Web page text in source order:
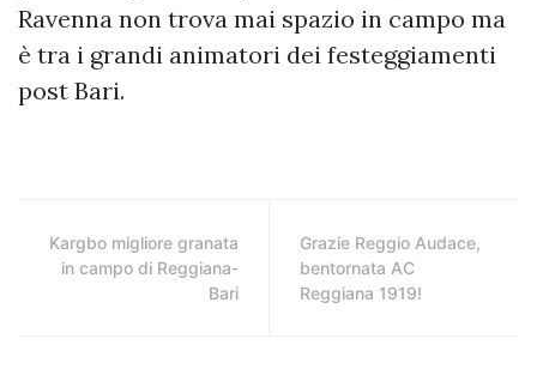
Ravenna non trova mai spazio in campo ma
è tra i grandi animatori dei festeggiamenti
post Bari.
Kargbo migliore granata
in campo di Reggiana-
Bari
Grazie Reggio Audace,
bentornata AC
Reggiana 1919!